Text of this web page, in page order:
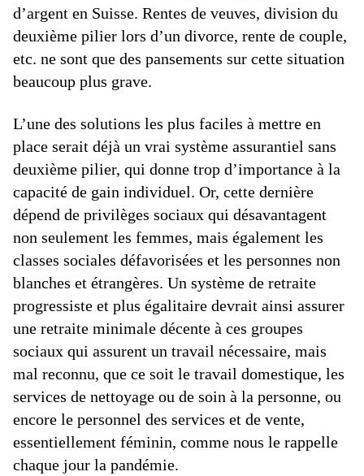
d’argent en Suisse. Rentes de veuves, division du
deuxième pilier lors d’un divorce, rente de couple,
etc. ne sont que des pansements sur cette situation
beaucoup plus grave.
L’une des solutions les plus faciles à mettre en
place serait déjà un vrai système assurantiel sans
deuxième pilier, qui donne trop d’importance à la
capacité de gain individuel. Or, cette dernière
dépend de privilèges sociaux qui désavantagent
non seulement les femmes, mais également les
classes sociales défavorisées et les personnes non
blanches et étrangères. Un système de retraite
progressiste et plus égalitaire devrait ainsi assurer
une retraite minimale décente à ces groupes
sociaux qui assurent un travail nécessaire, mais
mal reconnu, que ce soit le travail domestique, les
services de nettoyage ou de soin à la personne, ou
encore le personnel des services et de vente,
essentiellement féminin, comme nous le rappelle
chaque jour la pandémie.